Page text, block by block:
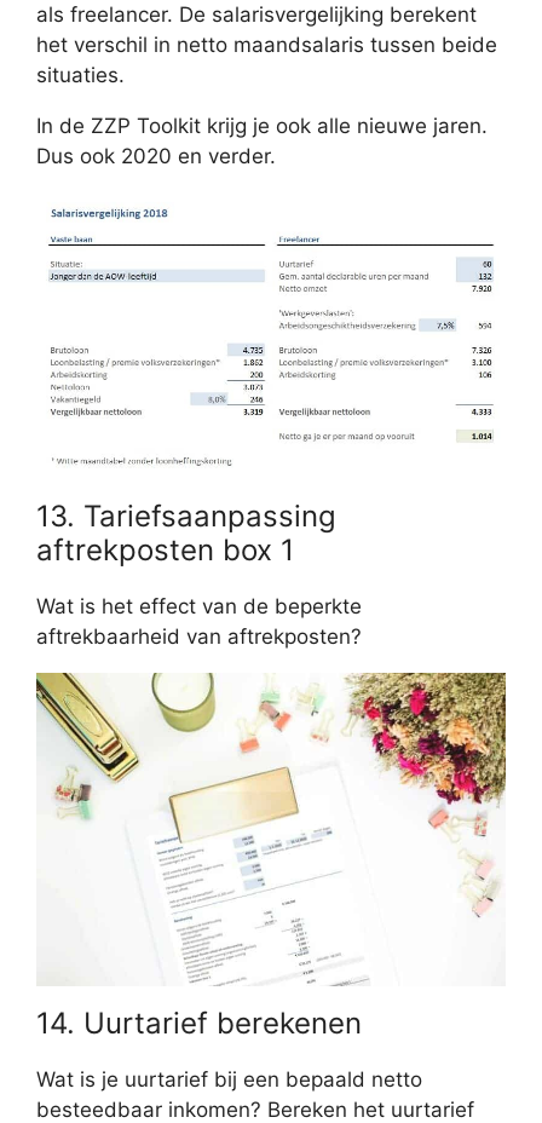
als freelancer. De salarisvergelijking berekent
het verschil in netto maandsalaris tussen beide
situaties.
In de ZZP Toolkit krijg je ook alle nieuwe jaren.
Dus ook 2020 en verder.
13. Tariefsaanpassing
aftrekposten box 1
Wat is het effect van de beperkte
aftrekbaarheid van aftrekposten?
14. Uurtarief berekenen
Wat is je uurtarief bij een bepaald netto
besteedbaar inkomen? Bereken het uurtarief